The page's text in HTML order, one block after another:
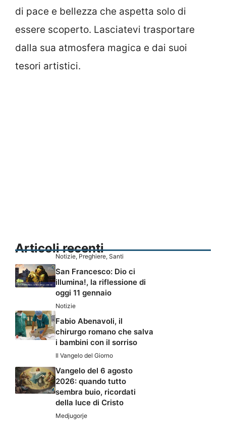
di pace e bellezza che aspetta solo di
essere scoperto. Lasciatevi trasportare
dalla sua atmosfera magica e dai suoi
tesori artistici.
Articoli recenti
Notizie, Preghiere, Santi
San Francesco: Dio ci
illumina!, la riflessione di
oggi 11 gennaio
Notizie
Fabio Abenavoli, il
chirurgo romano che salva
i bambini con il sorriso
Il Vangelo del Giorno
Vangelo del 6 agosto
2026: quando tutto
sembra buio, ricordati
della luce di Cristo
Medjugorje